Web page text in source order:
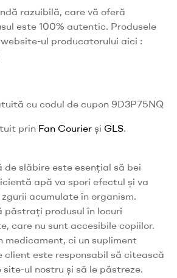
razuibilă, care vă oferă
este 100% autentic. Produsele
ul producatorului aici :
cu codul de cupon 9D3P75NQ
prin Fan Courier și GLS.
slăbire este esențial să bei
apă va spori efectul și va
acumulate în organism.
păstrați produsul în locuri
care nu sunt accesibile copiilor.
medicament, ci un supliment
client este responsabil să citească
ul nostru și să le păstreze.